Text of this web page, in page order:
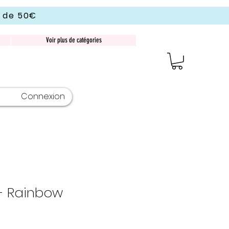
50€
Voir plus de catégories
Connexion
Rainbow